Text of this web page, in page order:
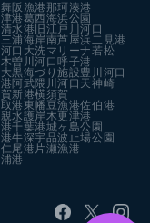
舞阪漁港 那珂湊港
港葛西海浜公園
清水港 旧江戸川河口
三浦海岸南芦屋浜二見港
口 大洗マリーナ若松
木曽川河口 呼子港
大黒海づり施設豊川河口
阿武隈川河口 天神崎
新港横須賀
港 東幡豆漁港佐伯港
水護岸木更津港
千葉港城ヶ島公園
牛深宇品波止場公園
尾港 片瀬漁港
港